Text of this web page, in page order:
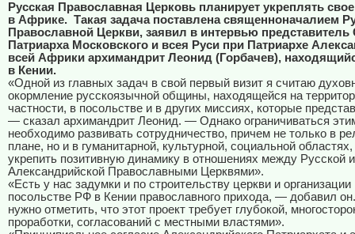
Русская Православная Церковь планирует укреплять
в Африке. Такая задача поставлена священноначалием
Православной Церкви, заявил в интервью представитель
Патриарха Московского и всея Руси при Патриархе
всей Африки архимандрит Леонид (Горбачев),
в Кении.
«Одной из главных задач в свой первый визит я считаю
окормление русскоязычной общины, находящейся на
частности, в посольстве и в других миссиях, которые
— сказал архимандрит Леонид. — Однако ограничиваться
необходимо развивать сотрудничество, причем не только в
плане, но и в гуманитарной, культурной, социальной
укрепить позитивную динамику в отношениях между Русской и
Александрийской Православными Церквями».
«Есть у нас задумки и по строительству церкви и организации
посольстве РФ в Кении православного прихода, — добавил
нужно отметить, что этот проект требует глубокой,
проработки, согласований с местными властями».